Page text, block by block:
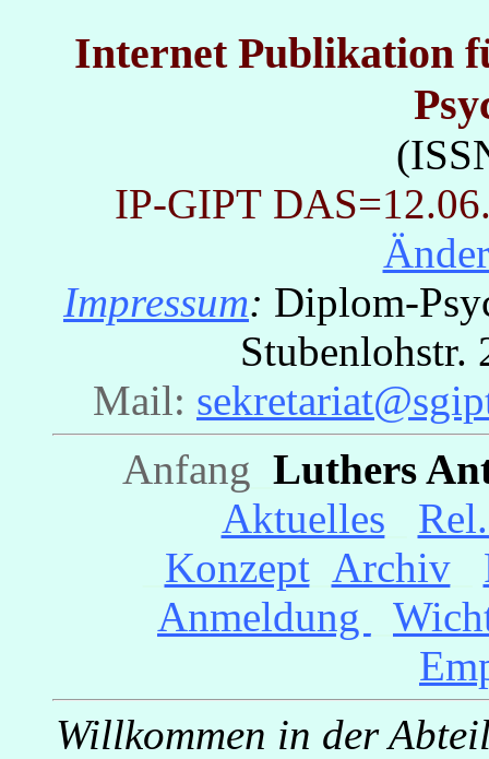
Internet Publikation
IP-GIPT
Impressum: Diplom-
Mail:
Anfang Luthers
Aktuelles
Konzept_ Archiv_
Anmeldung
Willkommen in der